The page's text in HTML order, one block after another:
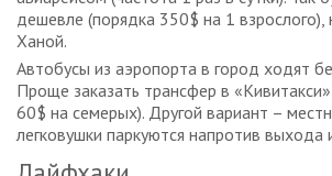
дешевле (порядка 350$ на 1 взрослого),
Ханой.
Автобусы из аэропорта в город ходят
Проще заказать трансфер в
60$ на семерых). Другой вариант –
легковушки паркуются напротив выхода